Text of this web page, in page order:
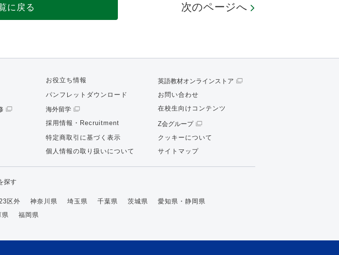
次のページへ
に戻る
お役立ち情報
英語教材オンラインストア
パンフレットダウンロード
お問い合わせ
海外留学
在校生向けコンテンツ
採用情報・Recruitment
Z会グループ
特定商取引に基づく表示
クッキーについて
個人情報の取り扱いについて サイトマップ
探す
区外 神奈川県 埼玉県 千葉県 茨城県
愛知県・静岡県
福岡県